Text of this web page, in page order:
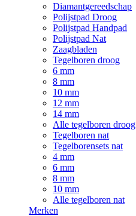
Diamantgereedschap
Polijstpad Droog
Polijstpad Handpad
Polijstpad Nat
Zaagbladen
Tegelboren droog
6 mm
8 mm
10 mm
12 mm
14 mm
Alle tegelboren droog
Tegelboren nat
Tegelborensets nat
4 mm
6 mm
8 mm
10 mm
Alle tegelboren nat
Merken